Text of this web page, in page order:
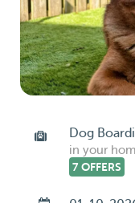
Dog
in your
7 OFFERS